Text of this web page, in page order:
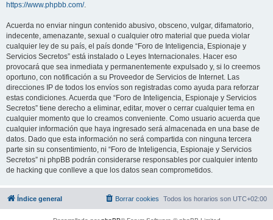
https://www.phpbb.com/.
Acuerda no enviar ningun contenido abusivo, obsceno, vulgar, difamatorio,
indecente, amenazante, sexual o cualquier otro material que pueda violar
cualquier ley de su país, el país donde “Foro de Inteligencia, Espionaje y
Servicios Secretos” está instalado o Leyes Internacionales. Hacer eso
provocará que sea inmediata y permanentemente expulsado y, si lo creemos
oportuno, con notificación a su Proveedor de Servicios de Internet. Las
direcciones IP de todos los envíos son registradas como ayuda para reforzar
estas condiciones. Acuerda que “Foro de Inteligencia, Espionaje y Servicios
Secretos” tiene derecho a eliminar, editar, mover o cerrar cualquier tema en
cualquier momento que lo creamos conveniente. Como usuario acuerda que
cualquier información que haya ingresado será almacenada en una base de
datos. Dado que esta información no será compartida con ninguna tercera
parte sin su consentimiento, ni “Foro de Inteligencia, Espionaje y Servicios
Secretos” ni phpBB podrán considerarse responsables por cualquier intento
de hacking que conlleve a que los datos sean comprometidos.
Índice general Todos los horarios son UTC+02:00
Borrar cookies